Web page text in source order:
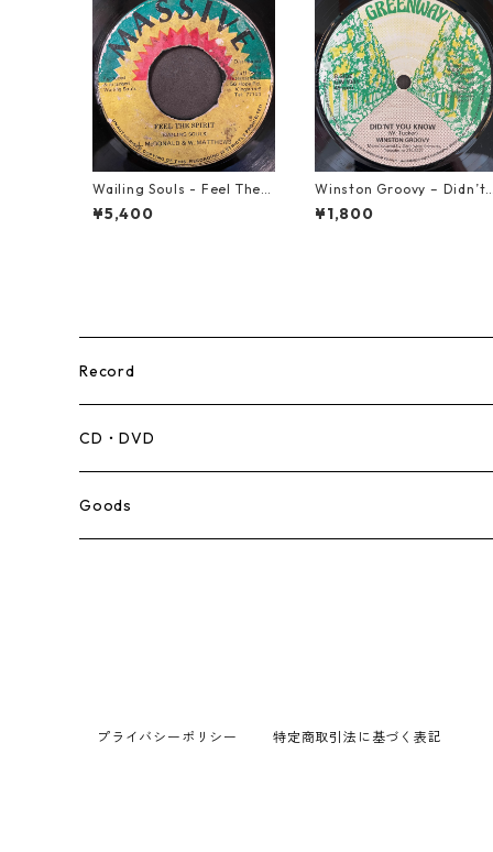
Wailing Souls - Feel The S
pirit【7-21955】
¥5,400
Winston Groovy – Didn’t
ou Know【7-21811】
¥1,800
Record
Mento,Calypso,Ballad
Ska
CD・DVD
Goods
プライバシーポリシー 特定商取引法に基づく表記